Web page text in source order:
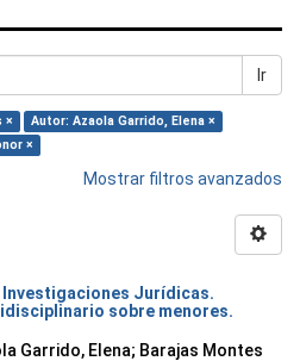
Ir
×
Autor: Azaola Garrido, Elena ×
×
Mostrar filtros avanzados
Jurídicas.
sobre menores.
Garrido, Elena; Barajas Montes